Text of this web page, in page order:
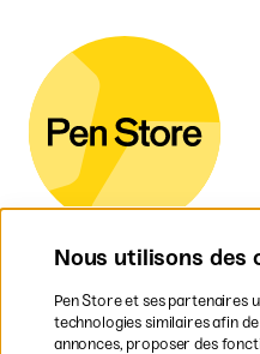
Nous utilisons des
Pen Store et ses partenaires
technologies similaires afin
annonces, proposer des